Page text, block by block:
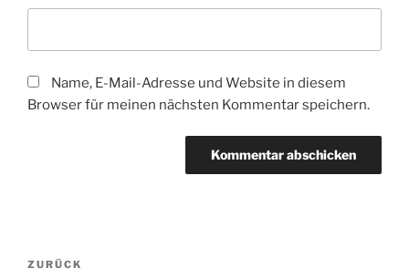
Name, E-Mail-Adresse und Website in diesem
Browser für meinen nächsten Kommentar speichern.
Beitragsnavigation
Vorheriger
ZURÜCK